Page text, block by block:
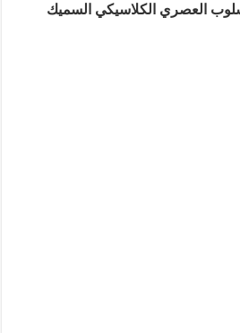
العصري الكلاسيكي السميك